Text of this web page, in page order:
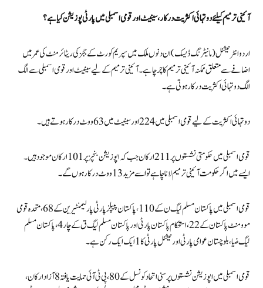
آئینی ترمیم کیلئے دو تہائی اکثریت درکار، سینیٹ اور قومی اسمبلی میں پارٹی پوزیشن کیا ہے؟
اردو انٹرنیشنل (مانیٹرنگ ڈیسک) ان دنوں ملک میں سپریم کورٹ کے ججز کی ریٹائرمنٹ کی عمر میں
اضافے سے متعلق ممکنہ آئینی ترمیم کا چرچا ہے۔ آئینی ترمیم کے لیے سینیٹ اور قومی اسمبلی سے الگ
الگ دو تہائی اکثریت درکار ہوتی ہے۔
دو تہائی اکثریت کے لیے قومی اسمبلی میں 224 اور سینیٹ میں 63 ووٹ درکار ہوتے ہیں ۔
قومی اسمبلی میں حکومتی نشستوں پر 211 ارکان جب کہ اپوزیشن بنچزپر 101 ارکان موجود ہیں۔
ایسے میں اگر حکومت آئینی ترمیم لانا چاہے تو اسے مزید 13 ووٹ درکار ہوں گے۔
قومی اسمبلی میں پاکستان مسلم لیگ ن کے 110، پاکستان پیپلز پارٹی پارلیمنٹیرین کے 68، متحدہ قومی
موومنٹ پاکستان کے 22، استحکام پاکستان پارٹی اور پاکستان مسلم لیگ ق کے چار 4، پاکستان مسلم
لیگ ضیا، بلوچستان عوامی پارٹی اور نیشنل پارٹی کا 1 ایک ایک رکن ہے۔
قومی اسمبلی میں اپوزیشن نشستوں پر سنی اتحاد کونسل کے 80، پی ٹی آئی حمایت یافتہ 8 آزاد ارکان ،